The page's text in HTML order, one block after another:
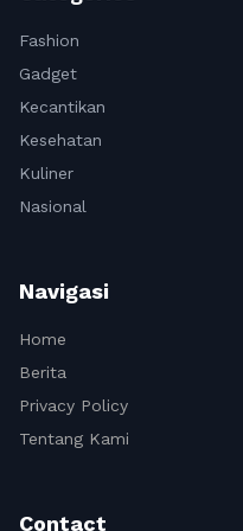
Fashion
Gadget
Kecantikan
Kesehatan
Kuliner
Nasional
Navigasi
Home
Berita
Privacy Policy
Tentang Kami
Contact